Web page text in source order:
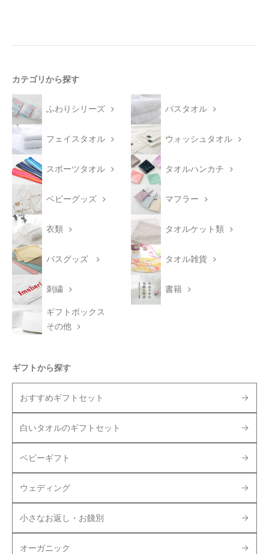
カテゴリから探す
ふわりシリーズ バスタオル
フェイスタオル ウォッシュタオル
スポーツタオル タオルハンカチ
ベビーグッズ マフラー
衣類 タオルケット類
バスグッズ タオル雑貨
刺繍 書籍
ギフトボックス
その他
ギフトから探す
おすすめギフトセット
白いタオルのギフトセット
ベビーギフト
ウェディング
小さなお返し・お餞別
オーガニック